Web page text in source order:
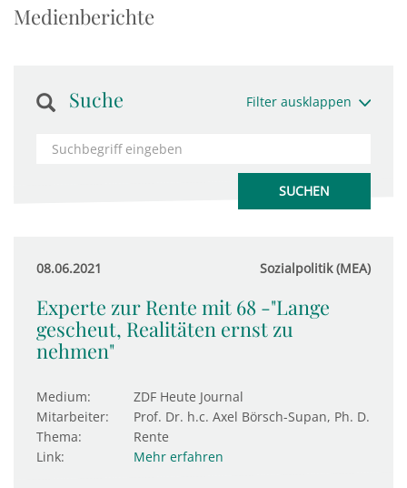
Medienberichte
Suche Filter ausklappen
08.06.2021 Sozialpolitik (MEA)
Experte zur Rente mit 68 -"Lange
gescheut, Realitäten ernst zu
nehmen"
Medium:
ZDF Heute Journal
Mitarbeiter:
Prof. Dr. h.c. Axel Börsch-Supan, Ph. D.
Thema:
Rente
Link:
Mehr erfahren